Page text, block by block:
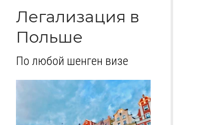
Легализация в
Польше
По любой шенген визе